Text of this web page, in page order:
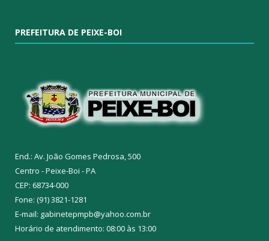
PREFEITURA DE PEIXE-BOI
End.: Av. João Gomes Pedrosa, 500
Centro - Peixe-Boi - PA
CEP: 68734-000
Fone: (91) 3821-1281
E-mail: gabinetepmpb@yahoo.com.br
Horário de atendimento: 08:00 às 13:00